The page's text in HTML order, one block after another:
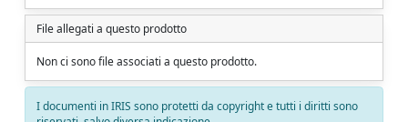
File allegati a questo prodotto
Non ci sono file associati a questo prodotto.
I documenti in IRIS sono protetti da copyright e tutti i diritti sono